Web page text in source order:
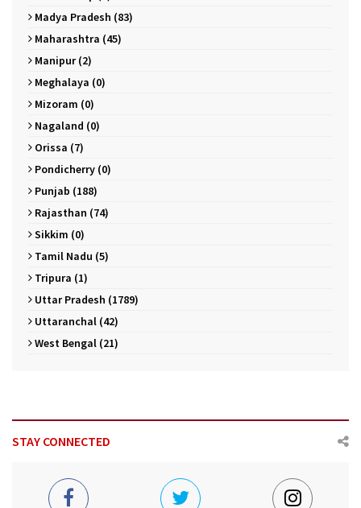
Madya Pradesh (83)
Maharashtra (45)
Manipur (2)
Meghalaya (0)
Mizoram (0)
Nagaland (0)
Orissa (7)
Pondicherry (0)
Punjab (188)
Rajasthan (74)
Sikkim (0)
Tamil Nadu (5)
Tripura (1)
Uttar Pradesh (1789)
Uttaranchal (42)
West Bengal (21)
STAY CONNECTED